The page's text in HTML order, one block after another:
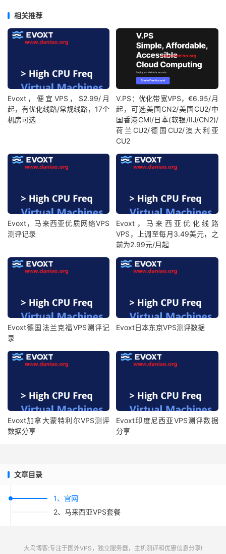
相关推荐
Evoxt，便宜VPS，$2.99/月
起，有优化线路/常规线路，17个
机房可选
V.PS：优化带宽VPS，€6.95/月
起，可选美国CN2/美国CU2/中
国香港CMI/日本(软银/IIJ/CN2)/
荷兰CU2/德国CU2/澳大利亚
CU2
Evoxt，马来西亚优质网络VPS
测评记录
Evoxt，马来西亚优化线路
VPS，上调至每月3.49美元，之
前为2.99元/月起
Evoxt德国法兰克福VPS测评记
录
Evoxt日本东京VPS测评数据
Evoxt加拿大蒙特利尔VPS测评
数据分享
Evoxt印度尼西亚VPS测评数据
分享
文章目录
1、官网
2、马来西亚VPS套餐
大鸟博客:专注于国外VPS，独立服务器，主机测评和优惠信息分享!